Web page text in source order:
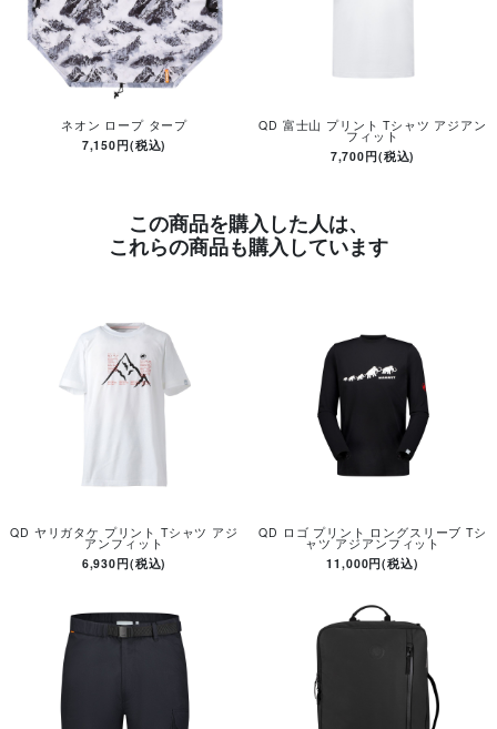
ネオン ロープ タープ
7,150円(税込)
QD 富士山 プリント Tシャツ アジアン
フィット
7,700円(税込)
この商品を購入した人は、
これらの商品も購入しています
QD ヤリガタケ プリント Tシャツ アジ
アンフィット
6,930円(税込)
QD ロゴ プリント ロングスリーブ Tシ
ャツ アジアンフィット
11,000円(税込)